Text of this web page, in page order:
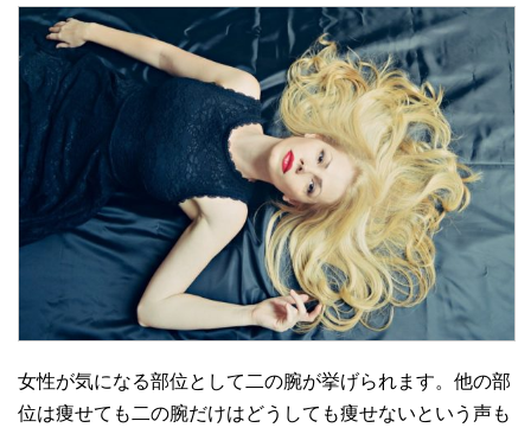
女性が気になる部位として二の腕が挙げられます。他の部
位は痩せても二の腕だけはどうしても痩せないという声も